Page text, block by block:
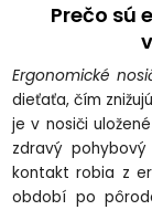
Prečo sú
Ergonomické
dieťaťa, čím
je v nosiči
zdravý
kontakt robia z
období po